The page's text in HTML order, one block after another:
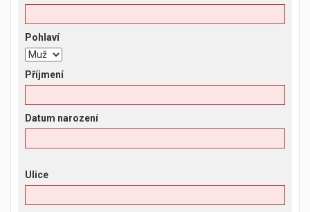
Pohlaví
Příjmení
Datum narození
Ulice